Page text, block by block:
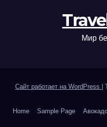
Мир
Сайт работает на WordPress
Home Sample Page